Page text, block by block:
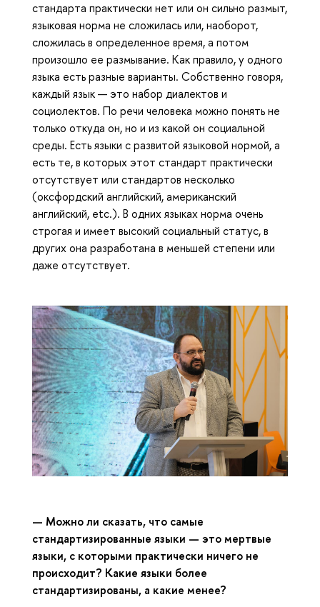
стандарта практически нет или он сильно размыт,
языковая норма не сложилась или, наоборот,
сложилась в определенное время, а потом
произошло ее размывание. Как правило, у одного
языка есть разные варианты. Собственно говоря,
каждый язык — это набор диалектов и
социолектов. По речи человека можно понять не
только откуда он, но и из какой он социальной
среды. Есть языки с развитой языковой нормой, а
есть те, в которых этот стандарт практически
отсутствует или стандартов несколько
(оксфордский английский, американский
английский, etc.). В одних языках норма очень
строгая и имеет высокий социальный статус, в
других она разработана в меньшей степени или
даже отсутствует.
— Можно ли сказать, что самые
стандартизированные языки — это мертвые
языки, с которыми практически ничего не
происходит? Какие языки более
стандартизированы, а какие менее?